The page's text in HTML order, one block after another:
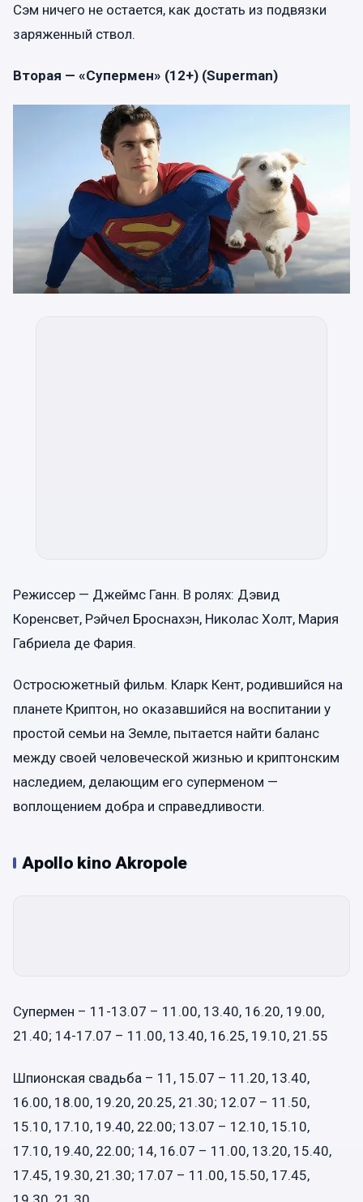
Сэм ничего не остается, как достать из подвязки
заряженный ствол.
Вторая — «Супермен» (12+) (Superman)
Режиссер — Джеймс Ганн. В ролях: Дэвид
Коренсвет, Рэйчел Броснахэн, Николас Холт, Мария
Габриела де Фария.
Остросюжетный фильм. Кларк Кент, родившийся на
планете Криптон, но оказавшийся на воспитании у
простой семьи на Земле, пытается найти баланс
между своей человеческой жизнью и криптонским
наследием, делающим его суперменом —
воплощением добра и справедливости.
Apollo kino Akropole
Супермен – 11-13.07 – 11.00, 13.40, 16.20, 19.00,
21.40; 14-17.07 – 11.00, 13.40, 16.25, 19.10, 21.55
Шпионская свадьба – 11, 15.07 – 11.20, 13.40,
16.00, 18.00, 19.20, 20.25, 21.30; 12.07 – 11.50,
15.10, 17.10, 19.40, 22.00; 13.07 – 12.10, 15.10,
17.10, 19.40, 22.00; 14, 16.07 – 11.00, 13.20, 15.40,
17.45, 19.30, 21.30; 17.07 – 11.00, 15.50, 17.45,